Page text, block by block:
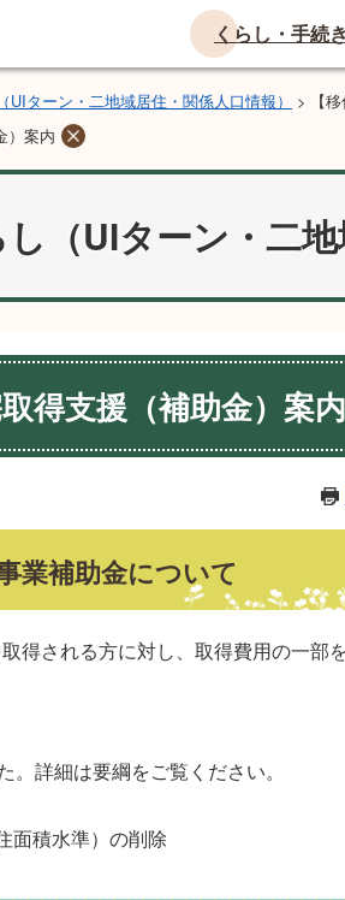
くらし・手続き
UIターン・二地域居住・関係人口情報） > 【
）案内
（UIターン・二
得支援（補助金）案内
業補助金について
得される方に対し、取得費用の一部
詳細は要綱をご覧ください。
面積水準）の削除